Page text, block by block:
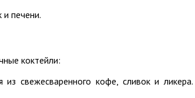
и печени.
коктейли:
из свежесваренного кофе, сливок и